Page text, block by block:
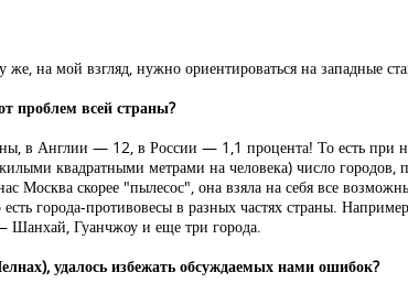
на мой взгляд, нужно ориентироваться на западные
проблем всей страны?
в Англии — 12, в России — 1,1 процента! То есть при
квадратными метрами на человека) число городов,
Москва скорее "пылесос", она взяла на себя все
города-противовесы в разных частях страны.
Гуанчжоу и еще три города.
удалось избежать обсуждаемых нами ошибок?